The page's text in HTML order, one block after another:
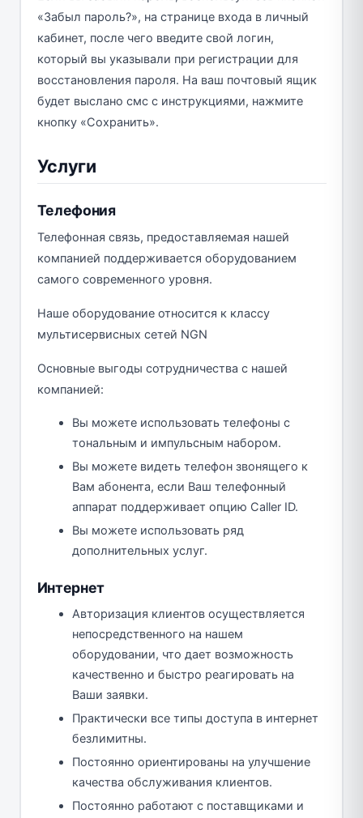
«Забыл пароль?», на странице входа в личный
кабинет, после чего введите свой логин,
который вы указывали при регистрации для
восстановления пароля. На ваш почтовый ящик
будет выслано смс с инструкциями, нажмите
кнопку «Сохранить».
Услуги
Телефония
Телефонная связь, предоставляемая нашей
компанией поддерживается оборудованием
самого современного уровня.
Наше оборудование относится к классу
мультисервисных сетей NGN
Основные выгоды сотрудничества с нашей
компанией:
Вы можете использовать телефоны с
тональным и импульсным набором.
Вы можете видеть телефон звонящего к
Вам абонента, если Ваш телефонный
аппарат поддерживает опцию Caller ID.
Вы можете использовать ряд
дополнительных услуг.
Интернет
Авторизация клиентов осуществляется
непосредственного на нашем
оборудовании, что дает возможность
качественно и быстро реагировать на
Ваши заявки.
Практически все типы доступа в интернет
безлимитны.
Постоянно ориентированы на улучшение
качества обслуживания клиентов.
Постоянно работают с поставщиками и